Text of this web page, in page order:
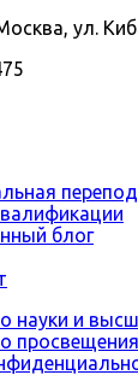
ул.
блог
науки и